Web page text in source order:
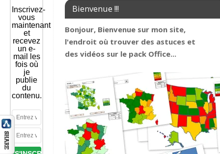
Inscrivez-
vous
maintenant
et
recevez
un e-
mail les
fois où
je
publie
du
contenu.
Bienvenue !!!
Bonjour, Bienvenue sur mon site,
l'endroit où trouver des astuces et
des vidéos sur le pack Office...